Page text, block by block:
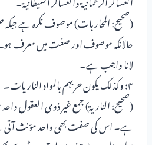
(صحیح: المحاربات) موصوف نکرہ ہے
حالانکہ موصوف اور صفت میں معرف
لانا واجب ہے۔
۴: وکذلک یکون حربہم بالمواد الناریات۔
(صحیح: الناریۃ) جمع غیر ذوی العقول
ہے۔ اس کی صفت بھی واحد مؤنث آتی